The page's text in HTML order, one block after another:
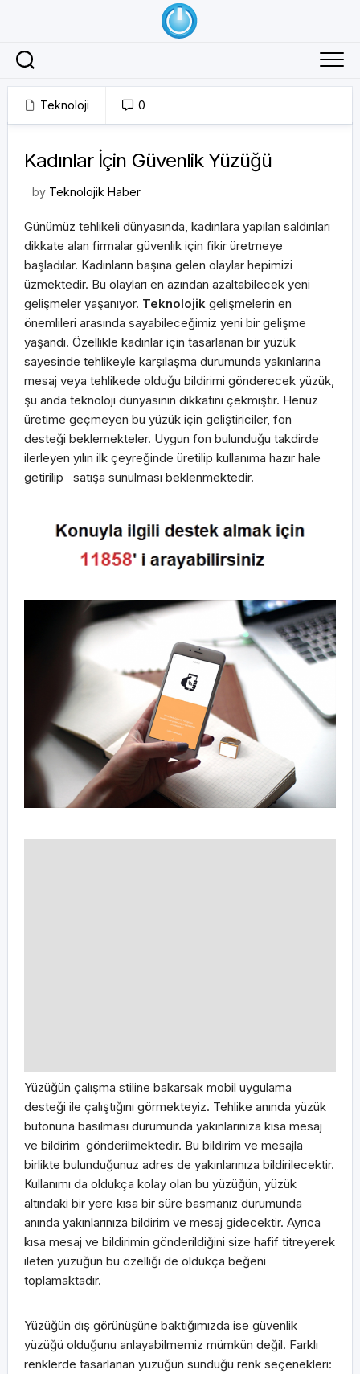
Teknoloji 0
Kadınlar İçin Güvenlik Yüzüğü
by Teknolojik Haber
Günümüz tehlikeli dünyasında, kadınlara yapılan saldırıları
dikkate alan firmalar güvenlik için fikir üretmeye
başladılar. Kadınların başına gelen olaylar hepimizi
üzmektedir. Bu olayları en azından azaltabilecek yeni
gelişmeler yaşanıyor. Teknolojik gelişmelerin en
önemlileri arasında sayabileceğimiz yeni bir gelişme
yaşandı. Özellikle kadınlar için tasarlanan bir yüzük
sayesinde tehlikeyle karşılaşma durumunda yakınlarına
mesaj veya tehlikede olduğu bildirimi gönderecek yüzük,
şu anda teknoloji dünyasının dikkatini çekmiştir. Henüz
üretime geçmeyen bu yüzük için geliştiriciler, fon
desteği beklemekteler. Uygun fon bulunduğu takdirde
ilerleyen yılın ilk çeyreğinde üretilip kullanıma hazır hale
getirilip satışa sunulması beklenmektedir.
Yüzüğün çalışma stiline bakarsak mobil uygulama
desteği ile çalıştığını görmekteyiz. Tehlike anında yüzük
butonuna basılması durumunda yakınlarınıza kısa mesaj
ve bildirim gönderilmektedir. Bu bildirim ve mesajla
birlikte bulunduğunuz adres de yakınlarınıza bildirilecektir.
Kullanımı da oldukça kolay olan bu yüzüğün, yüzük
altındaki bir yere kısa bir süre basmanız durumunda
anında yakınlarınıza bildirim ve mesaj gidecektir. Ayrıca
kısa mesaj ve bildirimin gönderildiğini size hafif titreyerek
ileten yüzüğün bu özelliği de oldukça beğeni
toplamaktadır.
Yüzüğün dış görünüşüne baktığımızda ise güvenlik
yüzüğü olduğunu anlayabilmemiz mümkün değil. Farklı
renklerde tasarlanan yüzüğün sunduğu renk seçenekleri: